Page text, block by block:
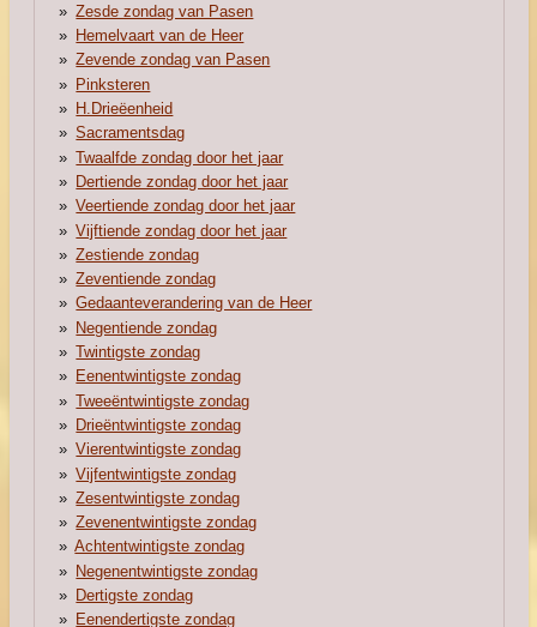
Zesde zondag van Pasen
Hemelvaart van de Heer
Zevende zondag van Pasen
Pinksteren
H.Drieëenheid
Sacramentsdag
Twaalfde zondag door het jaar
Dertiende zondag door het jaar
Veertiende zondag door het jaar
Vijftiende zondag door het jaar
Zestiende zondag
Zeventiende zondag
Gedaanteverandering van de Heer
Negentiende zondag
Twintigste zondag
Eenentwintigste zondag
Tweeëntwintigste zondag
Drieëntwintigste zondag
Vierentwintigste zondag
Vijfentwintigste zondag
Zesentwintigste zondag
Zevenentwintigste zondag
Achtentwintigste zondag
Negenentwintigste zondag
Dertigste zondag
Eenendertigste zondag